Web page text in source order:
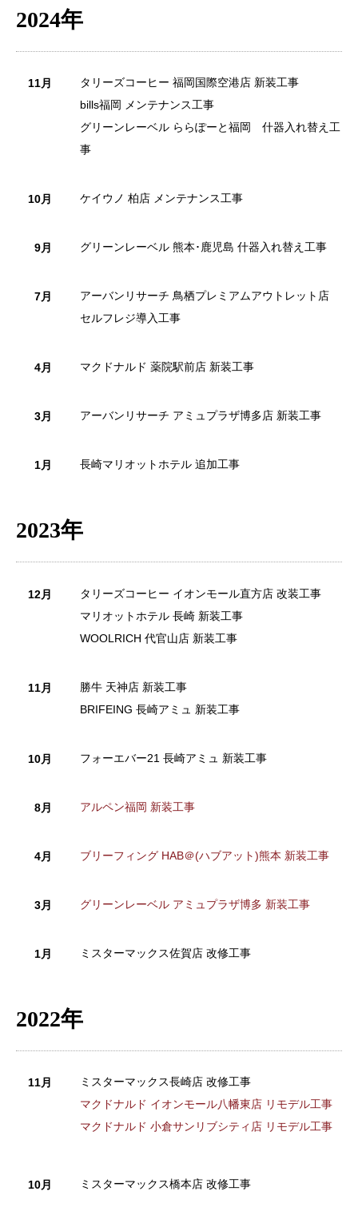
2024年
11月
タリーズコーヒー 福岡国際空港店 新装工事
bills福岡 メンテナンス工事
グリーンレーベル ららぽーと福岡 什器入れ替え工
事
10月 ケイウノ 柏店 メンテナンス工事
9月 グリーンレーベル 熊本･鹿児島 什器入れ替え工事
7月
アーバンリサーチ 鳥栖プレミアムアウトレット店
セルフレジ導入工事
4月 マクドナルド 薬院駅前店 新装工事
3月 アーバンリサーチ アミュプラザ博多店 新装工事
1月 長崎マリオットホテル 追加工事
2023年
12月
タリーズコーヒー イオンモール直方店 改装工事
マリオットホテル 長崎 新装工事
WOOLRICH 代官山店 新装工事
11月
勝牛 天神店 新装工事
BRIFEING 長崎アミュ 新装工事
10月 フォーエバー21 長崎アミュ 新装工事
8月 アルペン福岡 新装工事
4月 ブリーフィング HAB＠(ハブアット)熊本 新装工事
3月 グリーンレーベル アミュプラザ博多 新装工事
1月 ミスターマックス佐賀店 改修工事
2022年
11月
ミスターマックス長崎店 改修工事
マクドナルド イオンモール八幡東店 リモデル工事
マクドナルド 小倉サンリブシティ店 リモデル工事
10月 ミスターマックス橋本店 改修工事